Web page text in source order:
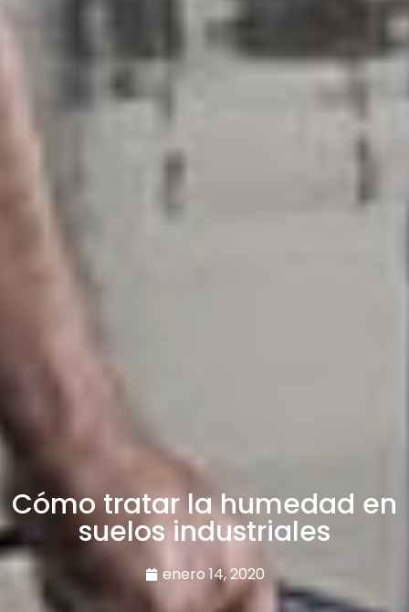
Cómo tratar la humedad en
suelos industriales
enero 14, 2020